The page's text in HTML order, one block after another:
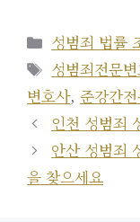
카
테
고
리
성범죄 법률
태
그
성범죄전문
변호사, 준강간
인천 성범죄
안산 성범죄
을 찾으세요